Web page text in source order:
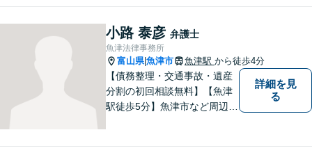
交渉などの代理人活動を行い
ます。顧問契約先の法律相
談、個人の方の法律相談対応
も。
小路 泰彦 弁護士
魚津法律事務所
富山県|魚津市 魚津駅 から徒歩4分
【債務整理・交通事故・遺産
分割の初回相談無料】【魚津
駅徒歩5分】魚津市など周辺地
詳細を見
る